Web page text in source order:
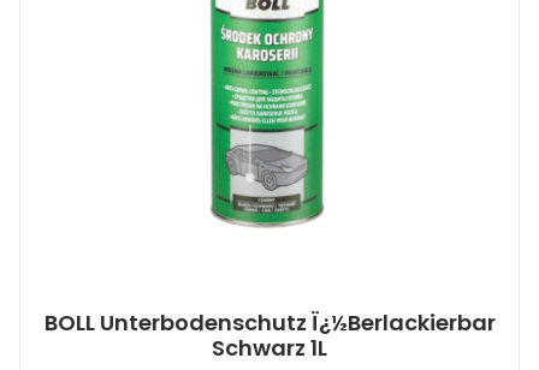
BOLL Unterbodenschutz Ï¿½berlackierbar
Schwarz 1L